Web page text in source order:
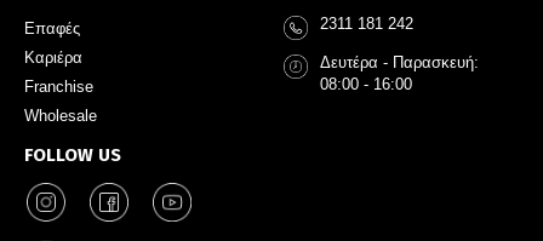
Επαφές
Καριέρα
Franchise
Wholesale
FOLLOW US
2311 181 242
Δευτέρα - Παρασκευή:
08:00 - 16:00